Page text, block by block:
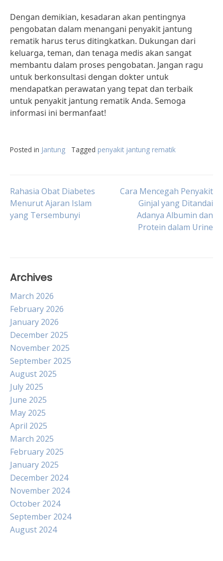
Dengan demikian, kesadaran akan pentingnya
pengobatan dalam menangani penyakit jantung
rematik harus terus ditingkatkan. Dukungan dari
keluarga, teman, dan tenaga medis akan sangat
membantu dalam proses pengobatan. Jangan ragu
untuk berkonsultasi dengan dokter untuk
mendapatkan perawatan yang tepat dan terbaik
untuk penyakit jantung rematik Anda. Semoga
informasi ini bermanfaat!
Posted in Jantung Tagged penyakit jantung rematik
Post
navigation
Rahasia Obat Diabetes
Menurut Ajaran Islam
yang Tersembunyi
Cara Mencegah Penyakit
Ginjal yang Ditandai
Adanya Albumin dan
Protein dalam Urine
Archives
March 2026
February 2026
January 2026
December 2025
November 2025
September 2025
August 2025
July 2025
June 2025
May 2025
April 2025
March 2025
February 2025
January 2025
December 2024
November 2024
October 2024
September 2024
August 2024